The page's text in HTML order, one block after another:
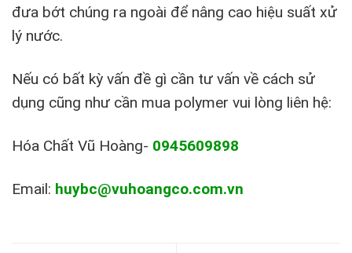
đưa bớt chúng ra ngoài để nâng cao hiệu suất xử
lý nước.
Nếu có bất kỳ vấn đề gì cần tư vấn về cách sử
dụng cũng như cần mua polymer vui lòng liên hệ:
Hóa Chất Vũ Hoàng- 0945609898
Email: huybc@vuhoangco.com.vn